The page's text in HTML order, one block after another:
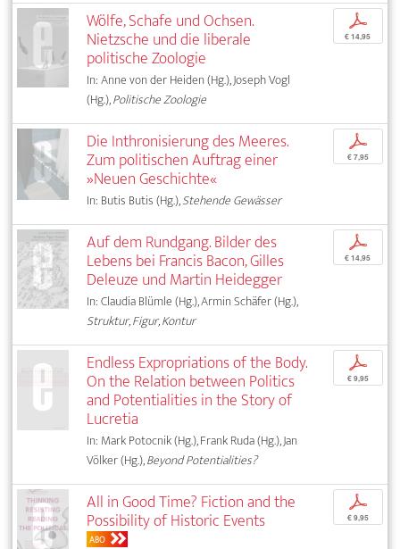
Wölfe, Schafe und Ochsen.
Nietzsche und die liberale
politische Zoologie
In: Anne von der Heiden (Hg.), Joseph Vogl
(Hg.),Politische Zoologie
p
€ 14,95
Die Inthronisierung des Meeres.
Zum politischen Auftrag einer
»Neuen Geschichte«
In: Butis Butis (Hg.),Stehende Gewässer
p
€ 7,95
Auf dem Rundgang. Bilder des
Lebens bei Francis Bacon, Gilles
Deleuze und Martin Heidegger
In: Claudia Blümle (Hg.), Armin Schäfer (Hg.),
Struktur, Figur, Kontur
p
€ 14,95
Endless Expropriations of the Body.
On the Relation between Politics
and Potentialities in the Story of
Lucretia
In: Mark Potocnik (Hg.), Frank Ruda (Hg.), Jan
Völker (Hg.),Beyond Potentialities?
p
€ 9,95
All in Good Time? Fiction and the
Possibility of Historic Events
ABO
p
€ 9,95